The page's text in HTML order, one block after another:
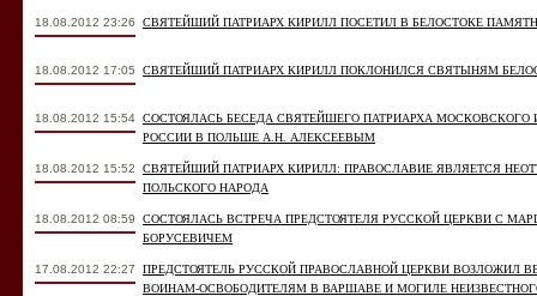
18.08.2012 23:26 СВЯТЕЙШИЙ ПАТРИАРХ КИРИЛЛ ПОСЕТИЛ В БЕЛОСТОКЕ
18.08.2012 17:05 СВЯТЕЙШИЙ ПАТРИАРХ КИРИЛЛ ПОКЛОНИЛСЯ СВЯТЫНЯМ
18.08.2012 15:54 СОСТОЯЛАСЬ БЕСЕДА СВЯТЕЙШЕГО ПАТРИАРХА
РОССИИ В ПОЛЬШЕ А.Н. АЛЕКСЕЕВЫМ
18.08.2012 15:52
СВЯТЕЙШИЙ ПАТРИАРХ КИРИЛЛ: ПРАВОСЛАВИЕ ЯВЛЯЕТСЯ
ПОЛЬСКОГО НАРОДА
18.08.2012 08:59
СОСТОЯЛАСЬ ВСТРЕЧА ПРЕДСТОЯТЕЛЯ РУССКОЙ ЦЕРКВИ С
БОРУСЕВИЧЕМ
17.08.2012 22:27
ПРЕДСТОЯТЕЛЬ РУССКОЙ ПРАВОСЛАВНОЙ ЦЕРКВИ ВОЗЛОЖИЛ
ВОИНАМ-ОСВОБОДИТЕЛЯМ В ВАРШАВЕ И МОГИЛЕ